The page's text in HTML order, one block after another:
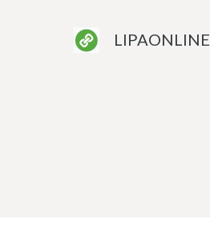
LIPAONLINE